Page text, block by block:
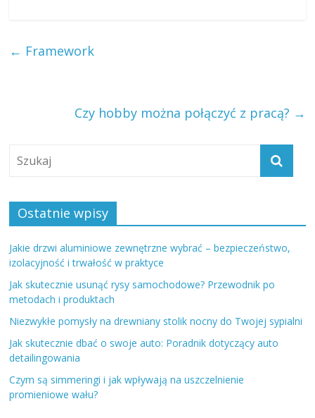
← Framework
Czy hobby można połączyć z pracą? →
Ostatnie wpisy
Jakie drzwi aluminiowe zewnętrzne wybrać – bezpieczeństwo,
izolacyjność i trwałość w praktyce
Jak skutecznie usunąć rysy samochodowe? Przewodnik po
metodach i produktach
Niezwykłe pomysły na drewniany stolik nocny do Twojej sypialni
Jak skutecznie dbać o swoje auto: Poradnik dotyczący auto
detailingowania
Czym są simmeringi i jak wpływają na uszczelnienie
promieniowe wału?